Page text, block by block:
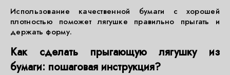
Использование качественной бумаги с хорошей
плотностью поможет лягушке правильно прыгать и
держать форму.
Как сделать прыгающую лягушку из
бумаги: пошаговая инструкция?